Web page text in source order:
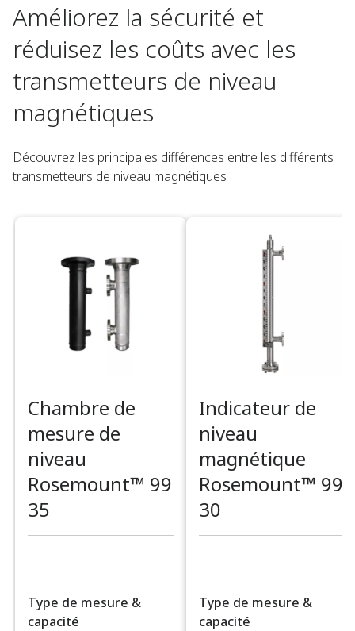
Améliorez la sécurité et
réduisez les coûts avec les
transmetteurs de niveau
magnétiques
Découvrez les principales différences entre les différents
transmetteurs de niveau magnétiques
Chambre de
mesure de
niveau
Rosemount™ 99
35
Type de mesure &
capacité
Indicateur de
niveau
magnétique
Rosemount™ 99
30
Type de mesure &
capacité